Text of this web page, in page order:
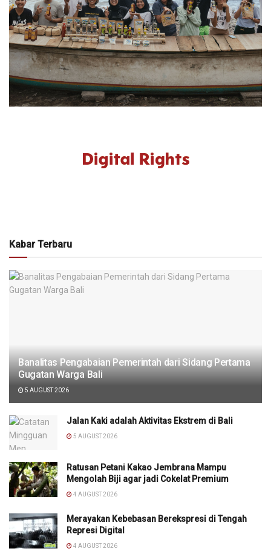
Kabar Terbaru
Banalitas Pengabaian Pemerintah dari Sidang Pertama
Gugatan Warga Bali
5 AUGUST 2026
Jalan Kaki adalah Aktivitas Ekstrem di Bali
5 AUGUST 2026
Ratusan Petani Kakao Jembrana Mampu
Mengolah Biji agar jadi Cokelat Premium
4 AUGUST 2026
Merayakan Kebebasan Berekspresi di Tengah
Represi Digital
4 AUGUST 2026